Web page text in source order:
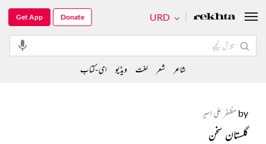
by مظفر علی اسیر
گلستان سخن
URD
Get App Donate
شاعر شعر لغت ویڈیو ای-کتاب